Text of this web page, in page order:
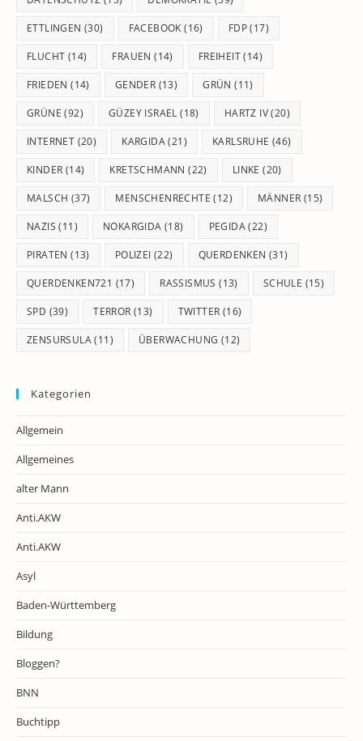
ETTLINGEN (30) FACEBOOK (16) FDP(17)
FLUCHT (14) FRAUEN (14) FREIHEIT(14)
FRIEDEN (14) GENDER (13) GRÜN (11)
GRÜNE (92) GÜZEY ISRAEL (18) HARTZ IV(20)
INTERNET (20) KARGIDA(21) KARLSRUHE (46)
KINDER (14) KRETSCHMANN (22) LINKE (20)
MALSCH (37) MENSCHENRECHTE (12) MÄNNER (15)
NAZIS (11) NOKARGIDA (18) PEGIDA(22)
PIRATEN (13) POLIZEI (22) QUERDENKEN (31)
QUERDENKEN721 (17) RASSISMUS (13) SCHULE (15)
SPD (39) TERROR (13) TWITTER (16)
ZENSURSULA(11) ÜBERWACHUNG (12)
Kategorien
Allgemein
Allgemeines
alter Mann
Anti.AKW
Anti.AKW
Asyl
Baden-Württemberg
Bildung
Bloggen?
BNN
Buchtipp